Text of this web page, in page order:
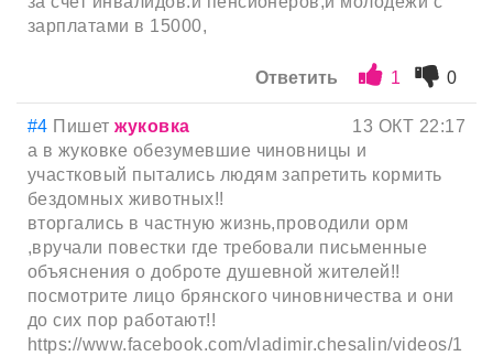
зарплатами в 15000,
Ответить 1 0
#4 Пишетжуковка
13 ОКТ 22:17
а в жуковке обезумевшие чиновницы и
участковый пытались людям запретить кормить
бездомных животных!!
вторгались в частную жизнь,проводили орм
,вручали повестки где требовали письменные
объяснения о доброте душевной жителей!!
посмотрите лицо брянского чиновничества и они
до сих пор работают!!
https://www.facebook.com/vladimir.chesalin/videos/1